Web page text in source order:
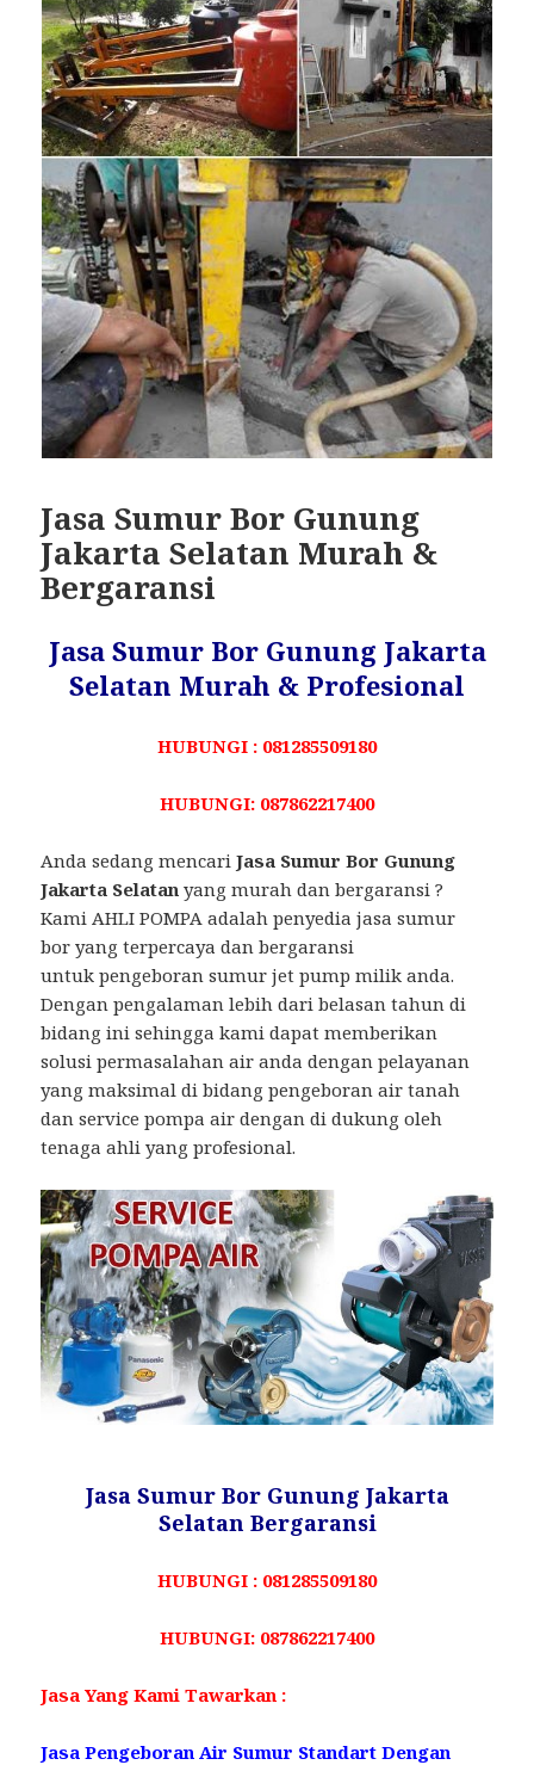
Jasa Sumur Bor Gunung
Jakarta Selatan Murah &
Bergaransi
Jasa Sumur Bor Gunung Jakarta
Selatan Murah & Profesional
HUBUNGI : 081285509180
HUBUNGI: 087862217400
Anda sedang mencariJasa Sumur Bor Gunung
Jakarta Selatan yang murah dan bergaransi ?
Kami AHLI POMPA adalah penyedia jasa sumur
bor yang terpercaya dan bergaransi
untuk pengeboran sumur jet pump milik anda.
Dengan pengalaman lebih dari belasan tahun di
bidang ini sehingga kami dapat memberikan
solusi permasalahan air anda dengan pelayanan
yang maksimal di bidang pengeboran air tanah
dan service pompa air dengan di dukung oleh
tenaga ahli yang profesional.
Jasa Sumur Bor Gunung Jakarta
Selatan Bergaransi
HUBUNGI : 081285509180
HUBUNGI: 087862217400
Jasa Yang Kami Tawarkan :
Jasa Pengeboran Air Sumur Standart Dengan